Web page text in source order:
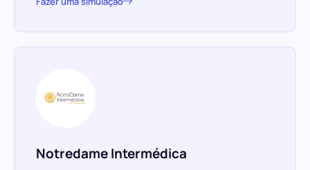
Notredame Intermédica